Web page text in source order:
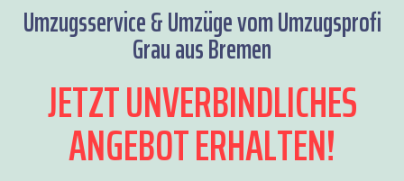
Umzugsservice & Umzüge vom Umzugsprofi
Grau aus Bremen
JETZT UNVERBINDLICHES
ANGEBOT ERHALTEN!